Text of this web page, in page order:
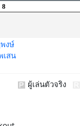
8
งษ์
เสน
ผู้เล่นตัวจริง